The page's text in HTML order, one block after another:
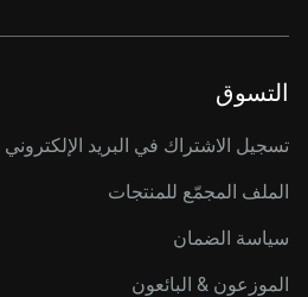
التسوق
تسجيل الاشتراك في البريد الإلكتروني
الملف المجمّع للمنتجات
سياسة الضمان
الموزعون & البائعون